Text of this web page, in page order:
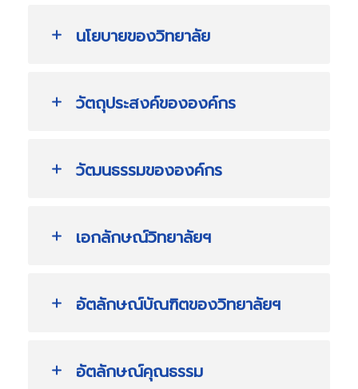
นโยบายของวิทยาลัย
วัตถุประสงค์ขององค์กร
วัฒนธรรมขององค์กร
เอกลักษณ์วิทยาลัยฯ
อัตลักษณ์บัณฑิตของวิทยาลัยฯ
อัตลักษณ์คุณธรรม